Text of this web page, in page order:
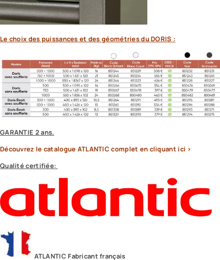
Le choix des puissances et des géométries du DORIS :
GARANTIE 2 ans.
Découvrez le catalogue ATLANTIC complet en cliquant ici >
Qualité certifiée:
ATLANTIC Fabricant français